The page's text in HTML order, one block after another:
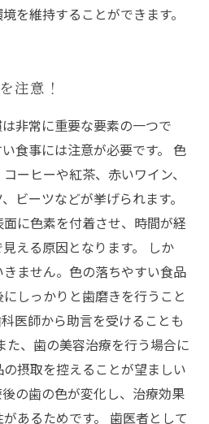
を維持することができます。
注意！
非常に重要な要素の一つで
食事には注意が必要です。 色
ーヒーや紅茶、赤いワイン、
ビーツなどが挙げられます。
に色素を付着させ、時間が経
える原因となります。 しか
ません。色の落ちやすい食品
しっかりと歯磨きを行うこと
医師から助言を受けることも
た、歯の美容治療を行う場合に
摂取を控えることが望ましい
の歯の色が変化し、治療効果
あるためです。 歯医者として